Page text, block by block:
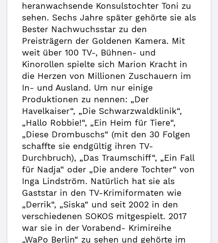
heranwachsende Konsulstochter Toni zu
sehen. Sechs Jahre später gehörte sie als
Bester Nachwuchsstar zu den
Preisträgern der Goldenen Kamera. Mit
weit über 100 TV-, Bühnen- und
Kinorollen spielte sich Marion Kracht in
die Herzen von Millionen Zuschauern im
In- und Ausland. Um nur einige
Produktionen zu nennen: „Der
Havelkaiser“, „Die Schwarzwaldklinik“,
„Hallo Robbie!“, „Ein Heim für Tiere“,
„Diese Drombuschs“ (mit den 30 Folgen
schaffte sie endgültig ihren TV-
Durchbruch), „Das Traumschiff“, „Ein Fall
für Nadja“ oder „Die andere Tochter“ von
Inga Lindström. Natürlich hat sie als
Gaststar in den TV-Krimiformaten wie
„Derrik“, „Siska“ und seit 2002 in den
verschiedenen SOKOS mitgespielt. 2017
war sie in der Vorabend- Krimireihe
„WaPo Berlin“ zu sehen und gehörte im